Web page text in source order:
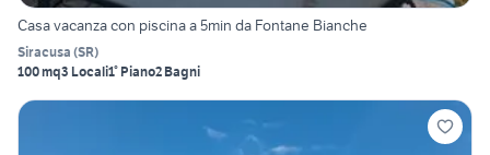
Casa vacanza con piscina a 5min da Fontane Bianche
Siracusa (SR)
100 mq3 Locali1° Piano2 Bagni